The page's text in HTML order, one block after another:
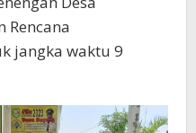
Rencana
jangka waktu 9